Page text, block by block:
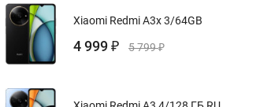
Xiaomi Redmi A3x 3/64GB
4 999 ₽ 5 799₽